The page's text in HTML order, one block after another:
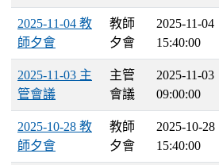
2025-11-04 教
師夕會
教師
夕會
2025-11-04
15:40:00
2025-11-03 主
管會議
主管
會議
2025-11-03
09:00:00
2025-10-28 教
師夕會
教師
夕會
2025-10-28
15:40:00